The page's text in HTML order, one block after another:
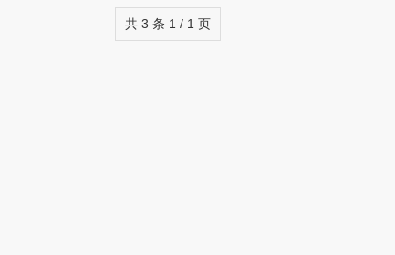
共 3 条 1 / 1 页